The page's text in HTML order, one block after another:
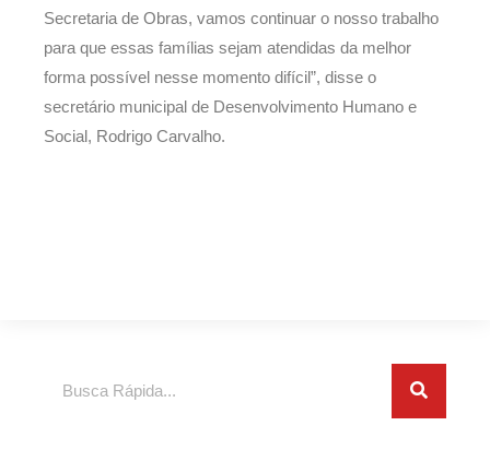
Secretaria de Obras, vamos continuar o nosso trabalho
para que essas famílias sejam atendidas da melhor
forma possível nesse momento difícil”, disse o
secretário municipal de Desenvolvimento Humano e
Social, Rodrigo Carvalho.